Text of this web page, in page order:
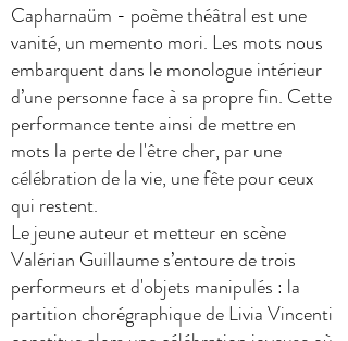
Capharnaüm - poème théâtral est une
vanité, un memento mori. Les mots nous
embarquent dans le monologue intérieur
d’une personne face à sa propre fin. Cette
performance tente ainsi de mettre en
mots la perte de l'être cher, par une
célébration de la vie, une fête pour ceux
qui restent.
Le jeune auteur et metteur en scène
Valérian Guillaume s’entoure de trois
performeurs et d'objets manipulés : la
partition chorégraphique de Livia Vincenti